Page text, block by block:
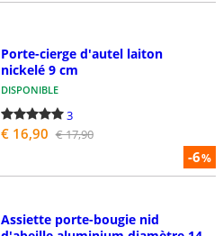
-6%
Porte-cierge d'autel laiton
nickelé 9 cm
DISPONIBLE
3
€ 16,90 € 17,90
Assiette porte-bougie nid